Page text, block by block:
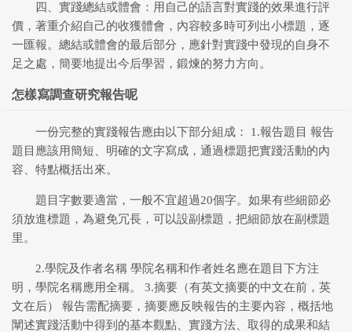
四、實踐總結或體會：用自己的語言對實踐的效果進行評
價，著重介紹自己的收獲體會，內容較多時可列出小標題，逐
一匯報。總結或體會的最后部分，應針對實踐中發現的自身不
足之處，簡要地提出今后學習，鍛煉的努力方向。
怎樣寫調查研究報告呢
一份完整的實踐報告應由以下部分組成： 1.報告題目 報告
題目應該用簡短、明確的文字寫成，通過標題把實踐活動的內
容、特點概括出來。
題目字數要適當，一般不宜超過20個字。如果有些細節必
須放進標題，為避免冗長，可以設副標題，把細節放在副標題
里。
2.學院及作者名稱 學院名稱和作者姓名應在題目下方注
明，學院名稱應用全稱。 3.摘要（有英文摘要的中文在前，英
文在后） 報告需配摘要，摘要應反映報告的主要內容，概括地
闡述實踐活動中得到的基本觀點、實踐方法、取得的成果和結